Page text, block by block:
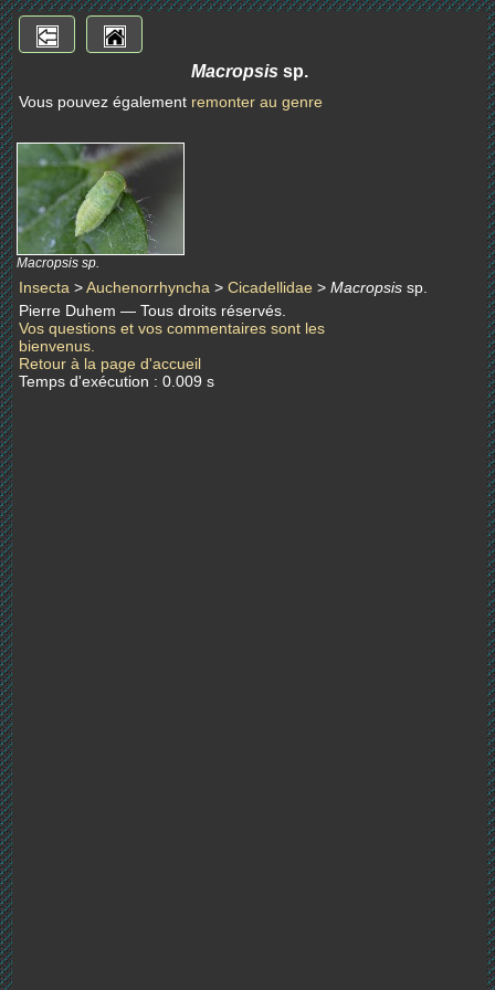
Macropsis sp.
Vous pouvez également remonter au genre
Macropsis sp.
Insecta >Auchenorrhyncha > Cicadellidae > Macropsis sp.
Pierre Duhem — Tous droits réservés.
Vos questions et vos commentaires sont les
bienvenus.
Retour à la page d'accueil
Temps d'exécution : 0.009 s